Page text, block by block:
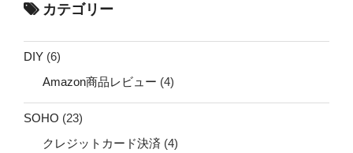
カテゴリー
DIY (6)
Amazon商品レビュー (4)
SOHO (23)
クレジットカード決済 (4)